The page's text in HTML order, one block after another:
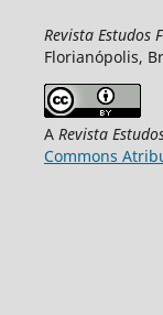
Revista Estudos
Florianópolis,
A Revista
Commons